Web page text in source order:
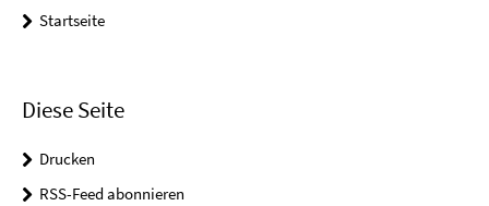
Startseite
Diese Seite
Drucken
RSS-Feed abonnieren